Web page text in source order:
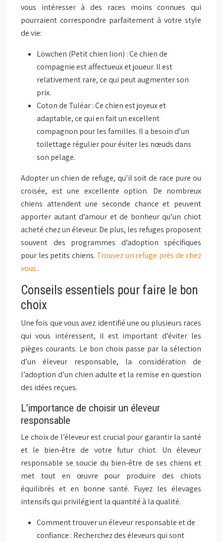
vous intéresser à des races moins connues qui
pourraient correspondre parfaitement à votre style
de vie:
Löwchen (Petit chien lion) : Ce chien de
compagnie est affectueux et joueur. Il est
relativement rare, ce qui peut augmenter son
prix.
Coton de Tuléar : Ce chien est joyeux et
adaptable, ce qui en fait un excellent
compagnon pour les familles. Il a besoin d’un
toilettage régulier pour éviter les nœuds dans
son pelage.
Adopter un chien de refuge, qu’il soit de race pure ou
croisée, est une excellente option. De nombreux
chiens attendent une seconde chance et peuvent
apporter autant d’amour et de bonheur qu’un chiot
acheté chez un éleveur. De plus, les refuges proposent
souvent des programmes d’adoption spécifiques
pour les petits chiens. Trouvez un refuge près de chez
vous .
Conseils essentiels pour faire le bon
choix
Une fois que vous avez identifié une ou plusieurs races
qui vous intéressent, il est important d’éviter les
pièges courants. Le bon choix passe par la sélection
d’un éleveur responsable, la considération de
l’adoption d’un chien adulte et la remise en question
des idées reçues.
L’importance de choisir un éleveur
responsable
Le choix de l’éleveur est crucial pour garantir la santé
et le bien-être de votre futur chiot. Un éleveur
responsable se soucie du bien-être de ses chiens et
met tout en œuvre pour produire des chiots
équilibrés et en bonne santé. Fuyez les élevages
intensifs qui privilégient la quantité à la qualité.
Comment trouver un éleveur responsable et de
confiance : Recherchez des éleveurs qui sont